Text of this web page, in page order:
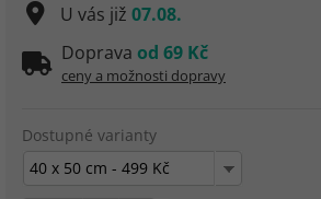
U vás již 07.08.
Doprava od 69 Kč
ceny a možnosti dopravy
Dostupné varianty
40 x 50 cm - 499 Kč